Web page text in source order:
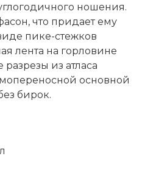
ношения.
что придает ему
пике-стежков
лента на горловине
из атласа
основной
бирок.